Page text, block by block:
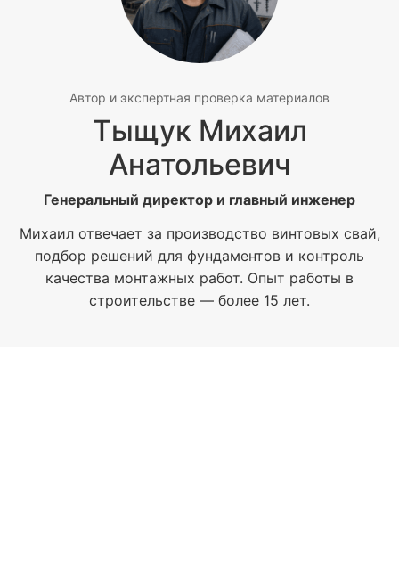
Автор и экспертная проверка материалов
Тыщук Михаил
Анатольевич
Генеральный директор и главный инженер
Михаил отвечает за производство винтовых свай,
подбор решений для фундаментов и контроль
качества монтажных работ. Опыт работы в
строительстве — более 15 лет.